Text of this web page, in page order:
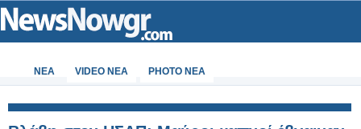
ΝΕΑ VIDEO NEA PHOTO NEA